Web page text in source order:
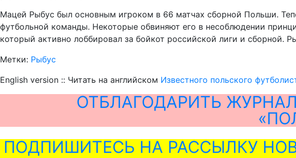
Мацей Рыбус был основным игроком в 66 матчах сборной Польши.
футбольной команды. Некоторые обвиняют его в несоблюдении
который активно лоббировал за бойкот российской лиги и сборной.
Метки: Рыбус
English version :: Читать на английском Известного польского
ОТБЛАГОДАРИТЬ
ПОДПИШИТЕСЬ НА РАССЫЛКУ